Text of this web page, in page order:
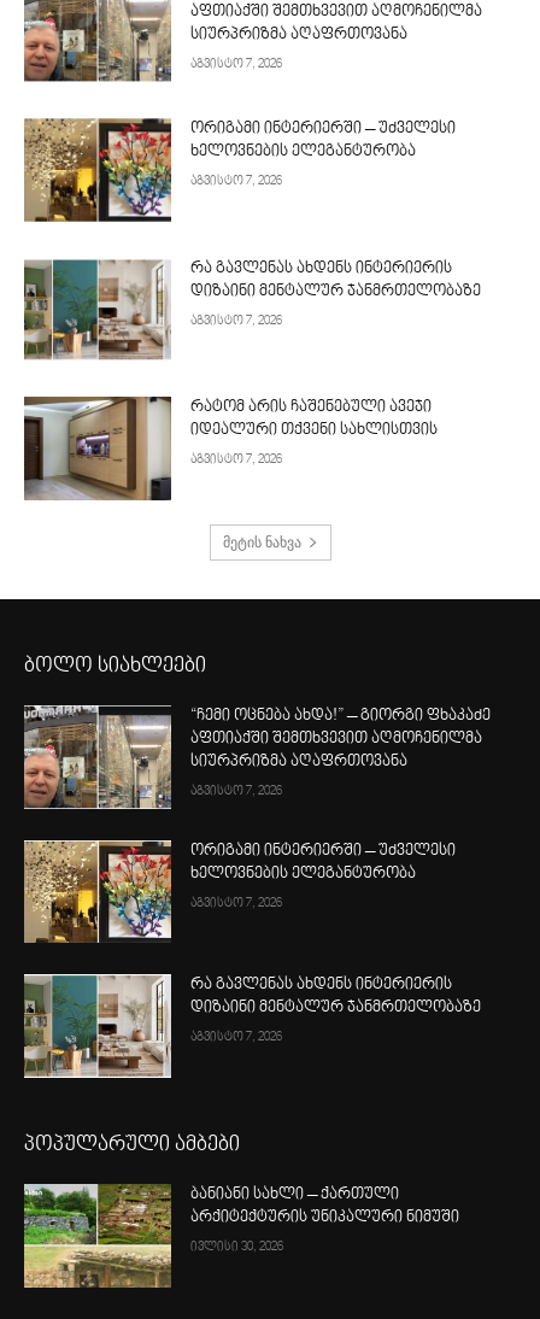
აფთიაქში შემთხვევით აღმოჩენილმა
სიურპრიზმა აღაფრთოვანა
აგვისტო 7, 2026
ორიგამი ინტერიერში – უძველესი
ხელოვნების ელეგანტურობა
აგვისტო 7, 2026
რა გავლენას ახდენს ინტერიერის
დიზაინი მენტალურ ჯანმრთელობაზე
აგვისტო 7, 2026
რატომ არის ჩაშენებული ავეჯი
იდეალური თქვენი სახლისთვის
აგვისტო 7, 2026
მეტის ნახვა
ბოლო სიახლეები
“ჩემი ოცნება ახდა!” – გიორგი ფხაკაძე
აფთიაქში შემთხვევით აღმოჩენილმა
სიურპრიზმა აღაფრთოვანა
აგვისტო 7, 2026
ორიგამი ინტერიერში – უძველესი
ხელოვნების ელეგანტურობა
აგვისტო 7, 2026
რა გავლენას ახდენს ინტერიერის
დიზაინი მენტალურ ჯანმრთელობაზე
აგვისტო 7, 2026
პოპულარული ამბები
ბანიანი სახლი – ქართული
არქიტექტურის უნიკალური ნიმუში
ივლისი 30, 2026